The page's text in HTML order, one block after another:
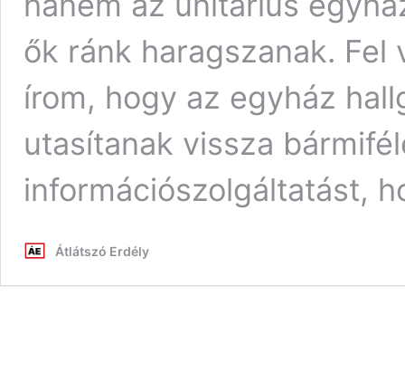
ők ránk haragszanak.
írom, hogy az egyház
utasítanak vissza
információszolgáltatást,
Átlátszó Erdély